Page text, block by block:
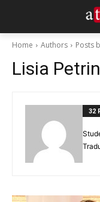
Home Authors Posts
Lisia
32